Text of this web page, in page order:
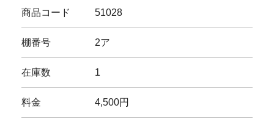
商品コード 51028
棚番号 2ア
在庫数 1
料金 4,500円